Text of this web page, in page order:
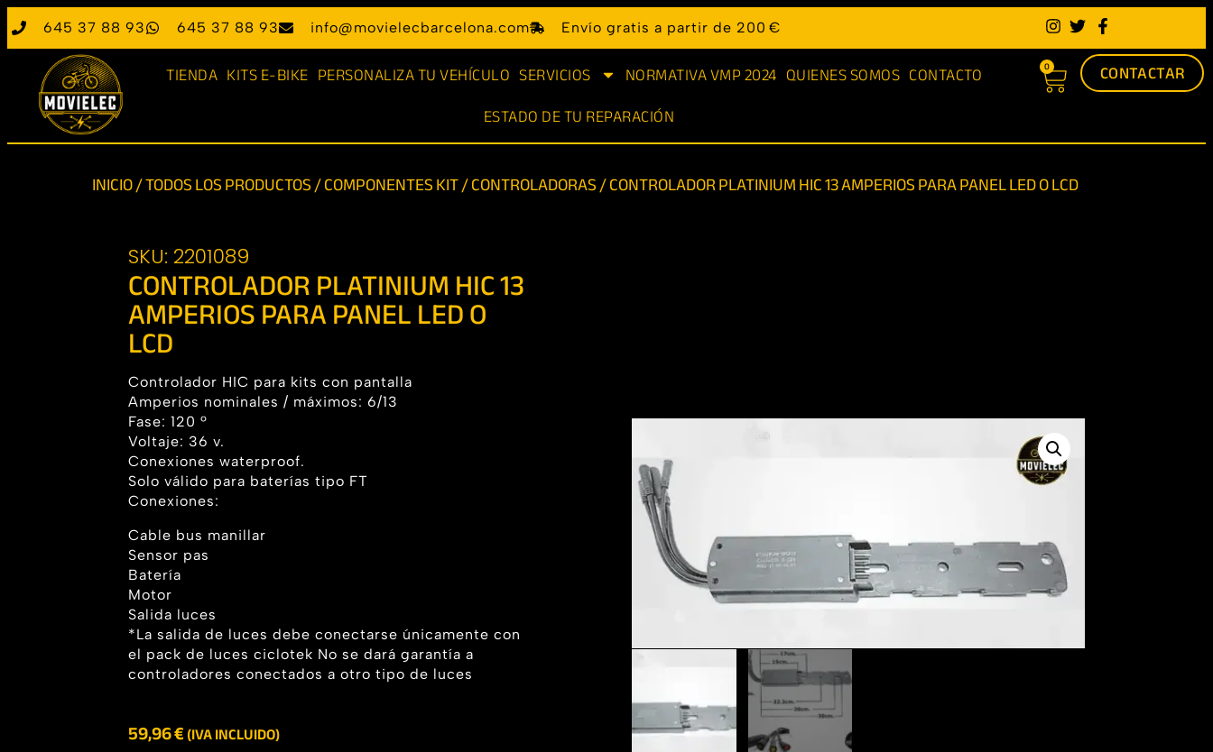
645 37 88 93 645 37 88 93 info@movielecbarcelona.com Envío gratis a partir de 200 €
TIENDA KITS E-BIKE PERSONALIZA TU VEHÍCULO SERVICIOS NORMATIVA VMP 2024 QUIENES SOMOS CONTACTO
ESTADO DE TU REPARACIÓN
0 CONTACTAR
INICIO/TODOS LOS PRODUCTOS/COMPONENTES KIT/CONTROLADORAS/ CONTROLADOR PLATINIUM HIC 13 AMPERIOS PARA PANEL LED O LCD
SKU: 2201089
CONTROLADOR PLATINIUM HIC 13
AMPERIOS PARA PANEL LED O
LCD
Controlador HIC para kits con pantalla
Amperios nominales / máximos: 6/13
Fase: 120 º
Voltaje: 36 v.
Conexiones waterproof.
Solo válido para baterías tipo FT
Conexiones:
Cable bus manillar
Sensor pas
Batería
Motor
Salida luces
*La salida de luces debe conectarse únicamente con
el pack de luces ciclotek No se dará garantía a
controladores conectados a otro tipo de luces
59,96€(IVA INCLUIDO)